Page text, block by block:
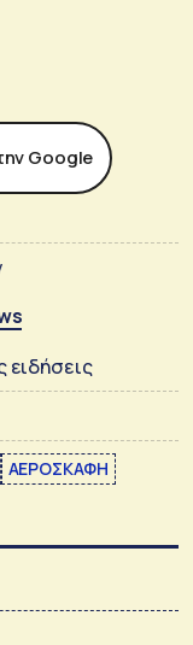
Google
ειδήσεις
ΑΕΡΟΣΚΑΦΗ